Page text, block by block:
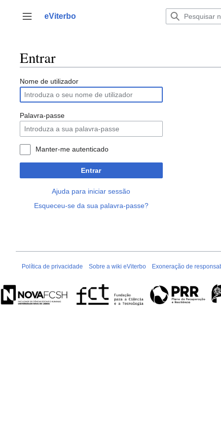
para
Alternar barra lateral
eViterbo
Entrar
Nome de utilizador
Palavra-passe
Manter-me autenticado
Entrar
Ajuda para iniciar sessão
Esqueceu-se da sua palavra-passe?
Política de privacidade Sobre a wiki eViterbo Exoneração de